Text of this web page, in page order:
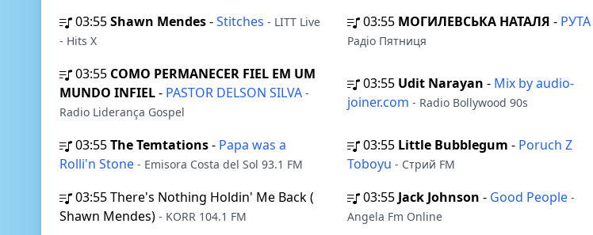
03:55Shawn Mendes-Stitches - LITT Live
- Hits X
03:55 МОГИЛЕВСЬКА НАТАЛЯ - РУТА
Радіо Пятниця
03:55 COMO PERMANECER FIEL EM UM
MUNDO INFIEL- PASTOR DELSON SILVA -
Radio Liderança Gospel
03:55 Udit Narayan - Mix by audio-
joiner.com - Radio Bollywood 90s
03:55The Temtations- Papa was a
Rolli'n Stone - Emisora Costa del Sol 93.1 FM
03:55 Little Bubblegum - Poruch Z
Toboyu - Стрий FM
03:55There's Nothing Holdin' Me Back (
Shawn Mendes) - KORR 104.1 FM
03:55 Jack Johnson - Good People -
Angela Fm Online